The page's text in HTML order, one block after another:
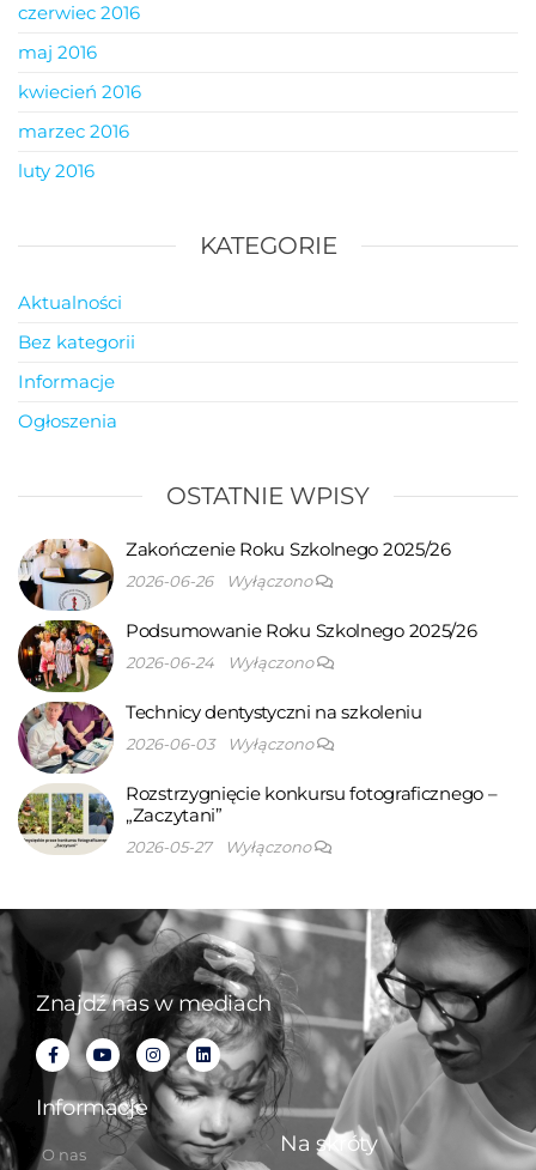
czerwiec 2016
maj 2016
kwiecień 2016
marzec 2016
luty 2016
KATEGORIE
Aktualności
Bez kategorii
Informacje
Ogłoszenia
OSTATNIE WPISY
Zakończenie Roku Szkolnego 2025/26
2026-06-26 Wyłączono
Podsumowanie Roku Szkolnego 2025/26
2026-06-24 Wyłączono
Technicy dentystyczni na szkoleniu
2026-06-03 Wyłączono
Rozstrzygnięcie konkursu fotograficznego –
„Zaczytani”
2026-05-27 Wyłączono
Znajdź nas w mediach
Informacje
O nas Na skróty